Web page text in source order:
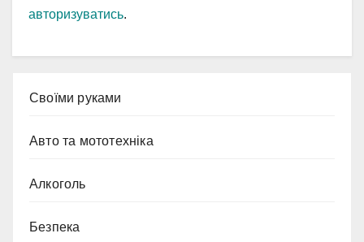
авторизуватись.
Cвоїми руками
Авто та мототехніка
Алкоголь
Безпека